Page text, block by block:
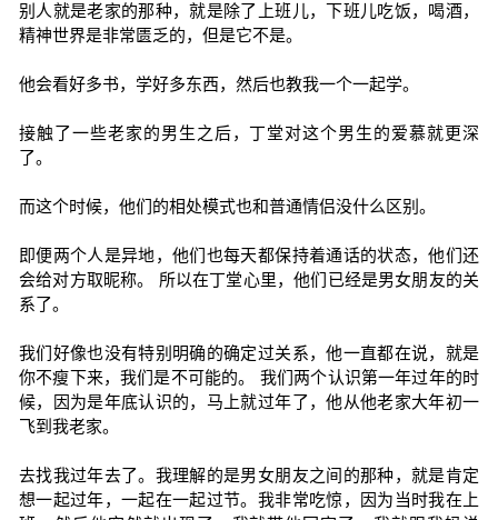
别人就是老家的那种，就是除了上班儿，下班儿吃饭，喝酒，
精神世界是非常匮乏的，但是它不是。
他会看好多书，学好多东西，然后也教我一个一起学。
接触了一些老家的男生之后，丁堂对这个男生的爱慕就更深
了。
而这个时候，他们的相处模式也和普通情侣没什么区别。
即便两个人是异地，他们也每天都保持着通话的状态，他们还
会给对方取昵称。 所以在丁堂心里，他们已经是男女朋友的关
系了。
我们好像也没有特别明确的确定过关系，他一直都在说，就是
你不瘦下来，我们是不可能的。 我们两个认识第一年过年的时
候，因为是年底认识的，马上就过年了，他从他老家大年初一
飞到我老家。
去找我过年去了。我理解的是男女朋友之间的那种，就是肯定
想一起过年，一起在一起过节。我非常吃惊，因为当时我在上